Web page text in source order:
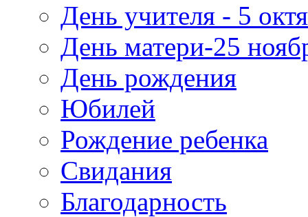
День учителя - 5
День матери-25
День рождения
Юбилей
Рождение ребенка
Свидания
Благодарность